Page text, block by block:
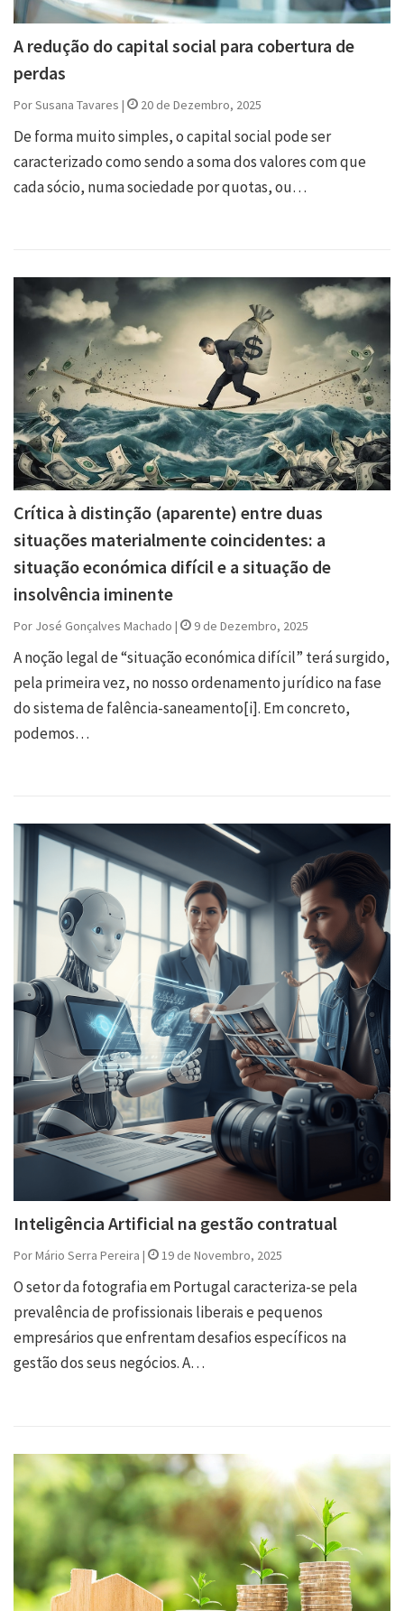
A redução do capital social para cobertura de
perdas
Por Susana Tavares | 20 de Dezembro, 2025
De forma muito simples, o capital social pode ser
caracterizado como sendo a soma dos valores com que
cada sócio, numa sociedade por quotas, ou…
Crítica à distinção (aparente) entre duas
situações materialmente coincidentes: a
situação económica difícil e a situação de
insolvência iminente
Por José Gonçalves Machado | 9 de Dezembro, 2025
A noção legal de “situação económica difícil” terá surgido,
pela primeira vez, no nosso ordenamento jurídico na fase
do sistema de falência-saneamento[i]. Em concreto,
podemos…
Inteligência Artificial na gestão contratual
Por Mário Serra Pereira | 19 de Novembro, 2025
O setor da fotografia em Portugal caracteriza-se pela
prevalência de profissionais liberais e pequenos
empresários que enfrentam desafios específicos na
gestão dos seus negócios. A…